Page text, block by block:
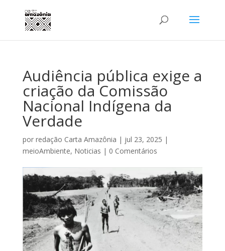
Audiência pública exige a
criação da Comissão
Nacional Indígena da
Verdade
por redação Carta Amazônia | jul 23, 2025 |
meioAmbiente, Noticias | 0 Comentários